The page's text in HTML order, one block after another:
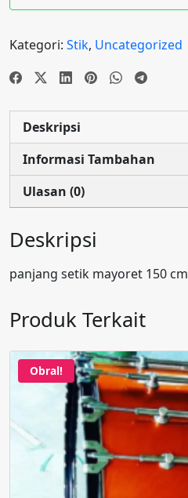
cm
Kategori: Stik, Uncategorized
Deskripsi
Informasi Tambahan
Ulasan (0)
Deskripsi
panjang setik mayoret 150 cm
Produk Terkait
Obral!